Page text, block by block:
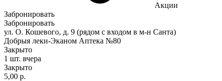
Акции
Забронировать
Забронировать
ул. О. Кошевого, д. 9 (рядом с входом в м-н Санта)
Добрыя леки-Эканом Аптека №80
Закрыто
1 шт. вчера
Закрыто
5,00 р.